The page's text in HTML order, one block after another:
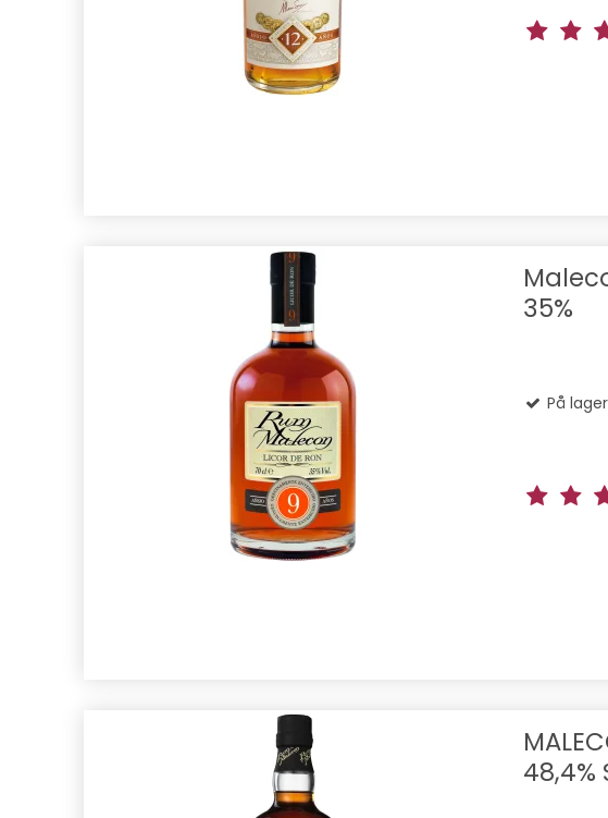
35%
På lager
48,4%